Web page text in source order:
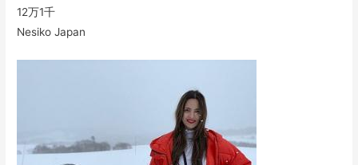
12万1千
Nesiko Japan